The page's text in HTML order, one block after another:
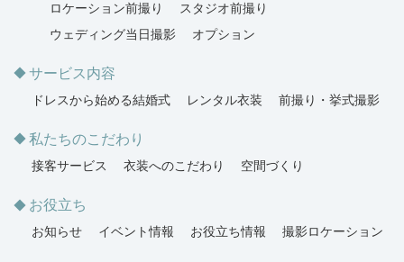
ロケーション前撮り
スタジオ前撮り
ウェディング当日撮影
オプション
サービス内容
ドレスから始める結婚式 レンタル衣装 前撮り・挙式撮影
私たちのこだわり
接客サービス 衣装へのこだわり 空間づくり
お役立ち
お知らせ イベント情報 お役立ち情報 撮影ロケーション